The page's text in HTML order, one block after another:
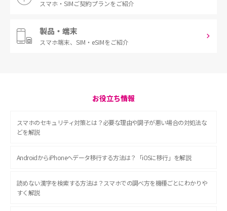
スマホ・SIMご契約プランをご紹介
製品・端末
スマホ端末、 SIM・eSIMをご紹介
お役立ち情報
スマホのセキュリティ対策とは？必要な理由や調子が悪い場合の対処法な
どを解説
AndroidからiPhoneへデータ移行する方法は？「iOSに移行」を解説
読めない漢字を検索する方法は？スマホでの調べ方を機種ごとにわかりや
すく解説